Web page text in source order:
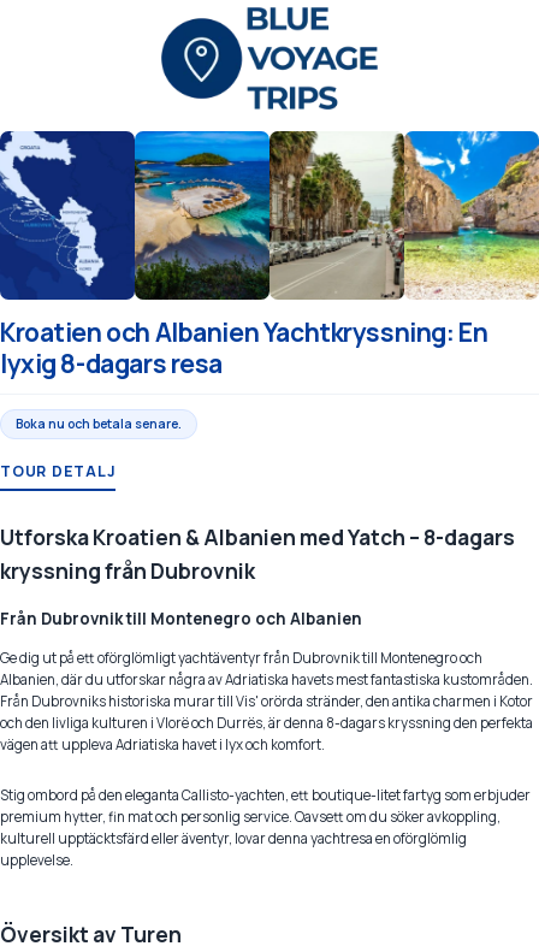
Kroatien och Albanien Yachtkryssning: En
lyxig 8-dagars resa
Boka nu och betala senare.
TOUR DETALJ
Utforska Kroatien & Albanien med Yatch – 8-dagars
kryssning från Dubrovnik
Från Dubrovnik till Montenegro och Albanien
Ge dig ut på ett oförglömligt yachtäventyr från Dubrovnik till Montenegro och
Albanien, där du utforskar några av Adriatiska havets mest fantastiska kustområden.
Från Dubrovniks historiska murar till Vis' orörda stränder, den antika charmen i Kotor
och den livliga kulturen i Vlorë och Durrës, är denna 8-dagars kryssning den perfekta
vägen att uppleva Adriatiska havet i lyx och komfort.
Stig ombord på den eleganta Callisto-yachten, ett boutique-litet fartyg som erbjuder
premium hytter, fin mat och personlig service. Oavsett om du söker avkoppling,
kulturell upptäcktsfärd eller äventyr, lovar denna yachtresa en oförglömlig
upplevelse.
Översikt av Turen